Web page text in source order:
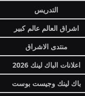
التدريس
اشراق العالم عالم كبير
منتدى الاشراق
اعلانات الباك لينك 2026
باك لينك وجيست بوست